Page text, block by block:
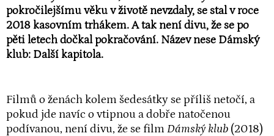
pokročilejšímu věku v životě nevzdaly, se stal v roce
2018 kasovním trhákem. A tak není divu, že se po
pěti letech dočkal pokračování. Název nese Dámský
klub: Další kapitola.
Filmů o ženách kolem šedesátky se příliš netočí, a
pokud jde navíc o vtipnou a dobře natočenou
podívanou, není divu, že se film Dámský klub (2018)